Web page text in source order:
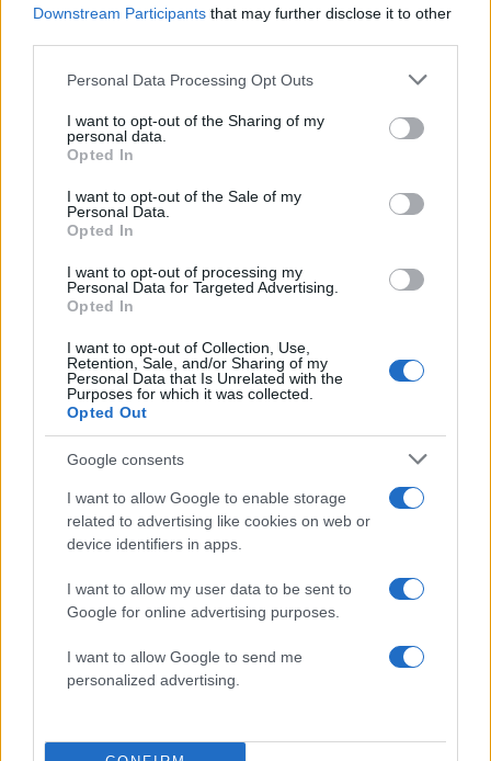
Downstream Participants that may further disclose it to other
Please note that this website/app uses one or more Google
not limited to your visit or usage behaviour. You may click to
grant or deny consent to Google and its third-party tags to
use your data for below specified purposes in below Google
consent section.
Personal Data Processing Opt Outs
I want to opt-out of the Sharing of my
personal data.
Opted In
I want to opt-out of the Sale of my
Personal Data.
Opted In
I want to opt-out of processing my
Personal Data for Targeted Advertising.
Opted In
I want to opt-out of Collection, Use,
Retention, Sale, and/or Sharing of my
Personal Data that Is Unrelated with the
Purposes for which it was collected.
Opted Out
Google consents
I want to allow Google to enable storage
related to advertising like cookies on web or
device identifiers in apps.
I want to allow my user data to be sent to
Google for online advertising purposes.
I want to allow Google to send me
personalized advertising.
Υποβολή σχολίου
Πολιτική Απορρήτου
Όροι Χρήσης της Google.
Αθλητικά
ΟΛΥΜΠΙΑΚΗ ΦΛΟΓΑ
ΟΛΥΜΠΙΑΚΟ ΧΩΡΙΟ
ΟΛΥΜΠΙΑΚΟΙ ΑΓΩΝΕΣ 2024
Ακολουθήστε το Νewsit.gr στοGoogle Newsκαι
ενημερωθείτε πρώτοι για όλη την ειδησεογραφία και τα